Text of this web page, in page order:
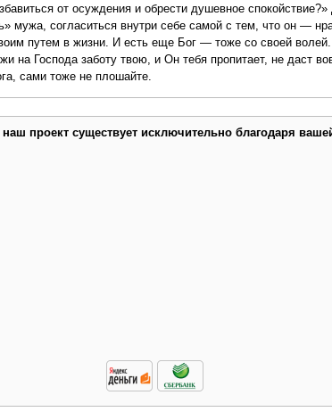
от осуждения и обрести душевное
мужа, согласиться внутри себе самой с тем, что он —
путем в жизни. И есть еще Бог — тоже со своей волей.
на Господа заботу твою, и Он тебя пропитает, не даст
сами тоже не плошайте.
проект существует исключительно благодаря